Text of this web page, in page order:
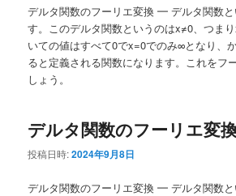
デルタ関数のフーリエ変換 ━ デルタ関数と
す。このデルタ関数というのはx≠0、つま
いての値はすべて0でx=0でのみ∞となり、
ると定義される関数になります。これをフ
しょう。
デルタ関数のフーリエ変
投稿日時:2024年9月8日
デルタ関数のフーリエ変換 ━ デルタ関数と